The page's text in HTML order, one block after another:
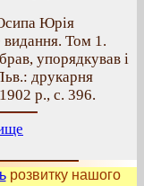
Юрія
Том 1.
упорядкував і
друкарня
р., с. 396.
розвитку нашого